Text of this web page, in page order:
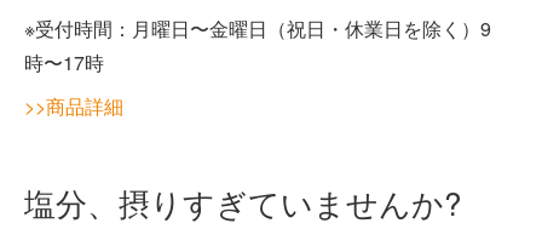
※受付時間：月曜日〜金曜日（祝日・休業日を除く）9
時〜17時
>>商品詳細
塩分、摂りすぎていませんか?